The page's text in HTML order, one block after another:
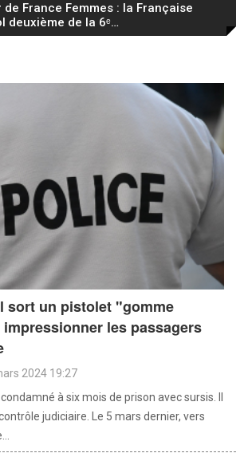
de France Femmes : la Française
deuxième de la 6ᵉ…
sort un pistolet "gomme
les passagers
2024 19:27
à six mois de prison avec sursis. Il
judiciaire. Le 5 mars dernier, vers